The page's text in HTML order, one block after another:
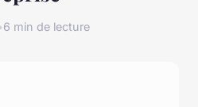
6 min de lecture